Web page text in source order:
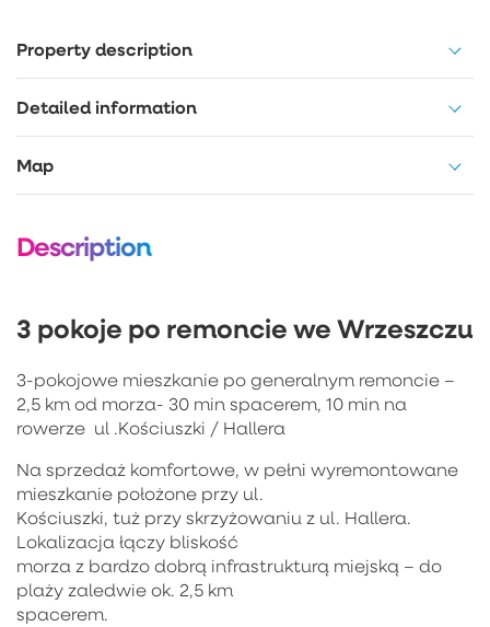
Property description
Detailed information
Map
Description
3 pokoje po remoncie we Wrzeszczu
3-pokojowe mieszkanie po generalnym remoncie –
2,5 km od morza- 30 min spacerem, 10 min na
rowerze ul .Kościuszki / Hallera
Na sprzedaż komfortowe, w pełni wyremontowane
mieszkanie położone przy ul.
Kościuszki, tuż przy skrzyżowaniu z ul. Hallera.
Lokalizacja łączy bliskość
morza z bardzo dobrą infrastrukturą miejską – do
plaży zaledwie ok. 2,5 km
spacerem.